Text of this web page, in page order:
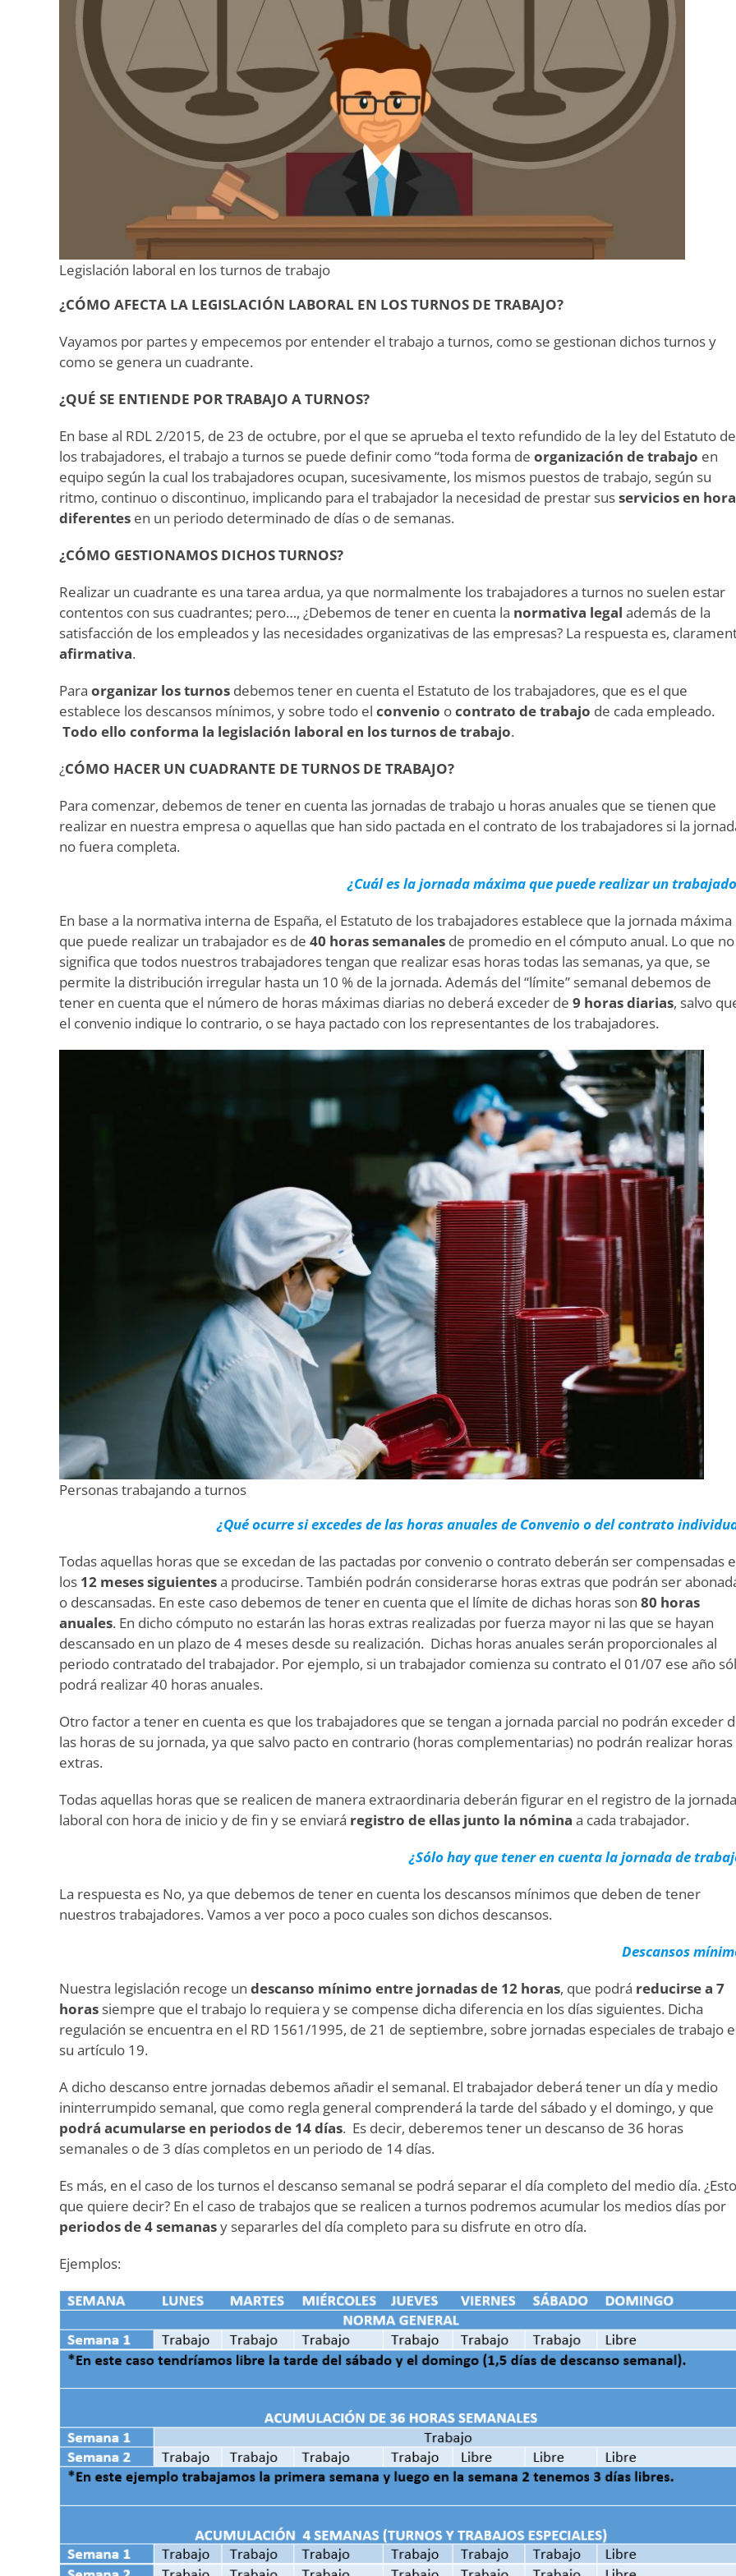
Legislación laboral en los turnos de trabajo
¿CÓMO AFECTA LA LEGISLACIÓN LABORAL EN LOS TURNOS DE TRABAJO?
Vayamos por partes y empecemos por entender el trabajo a turnos, como se gestionan dichos turnos y
como se genera un cuadrante.
¿QUÉ SE ENTIENDE POR TRABAJO A TURNOS?
En base al RDL 2/2015, de 23 de octubre, por el que se aprueba el texto refundido de la ley del Estatuto de
los trabajadores, el trabajo a turnos se puede definir como “toda forma de organización de trabajo en
equipo según la cual los trabajadores ocupan, sucesivamente, los mismos puestos de trabajo, según su
ritmo, continuo o discontinuo, implicando para el trabajador la necesidad de prestar susservicios en
diferentes en un periodo determinado de días o de semanas.
¿CÓMO GESTIONAMOS DICHOS TURNOS?
Realizar un cuadrante es una tarea ardua, ya que normalmente los trabajadores a turnos no suelen estar
contentos con sus cuadrantes; pero…, ¿Debemos de tener en cuenta la normativa legal además de la
satisfacción de los empleados y las necesidades organizativas de las empresas? La respuesta es,
afirmativa.
Para organizar los turnos debemos tener en cuenta el Estatuto de los trabajadores, que es el que
establece los descansos mínimos, y sobre todo el convenio ocontrato de trabajo de cada empleado.
Todo ello conforma la legislación laboral en los turnos de trabajo.
¿CÓMO HACER UN CUADRANTE DE TURNOS DE TRABAJO?
Para comenzar, debemos de tener en cuenta las jornadas de trabajo u horas anuales que se tienen que
realizar en nuestra empresa o aquellas que han sido pactada en el contrato de los trabajadores si la
no fuera completa.
¿Cuál es la jornada máxima que puede realizar un
En base a la normativa interna de España, el Estatuto de los trabajadores establece que la jornada máxima
que puede realizar un trabajador es de 40 horas semanales de promedio en el cómputo anual. Lo que no
significa que todos nuestros trabajadores tengan que realizar esas horas todas las semanas, ya que, se
permite la distribución irregular hasta un 10 % de la jornada. Además del “límite” semanal debemos de
tener en cuenta que el número de horas máximas diarias no deberá exceder de 9 horas diarias, salvo
el convenio indique lo contrario, o se haya pactado con los representantes de los trabajadores.
Personas trabajando a turnos
¿Qué ocurre si excedes de las horas anuales de Convenio o del contrato
Todas aquellas horas que se excedan de las pactadas por convenio o contrato deberán ser compensadas
los 12 meses siguientesa producirse. También podrán considerarse horas extras que podrán ser
o descansadas. En este caso debemos de tener en cuenta que el límite de dichas horas son 80 horas
anuales. En dicho cómputo no estarán las horas extras realizadas por fuerza mayor ni las que se hayan
descansado en un plazo de 4 meses desde su realización. Dichas horas anuales serán proporcionales al
periodo contratado del trabajador. Por ejemplo, si un trabajador comienza su contrato el 01/07 ese año
podrá realizar 40 horas anuales.
Otro factor a tener en cuenta es que los trabajadores que se tengan a jornada parcial no podrán exceder
las horas de su jornada, ya que salvo pacto en contrario (horas complementarias) no podrán realizar horas
extras.
Todas aquellas horas que se realicen de manera extraordinaria deberán figurar en el registro de la jornada
laboral con hora de inicio y de fin y se enviará registro de ellas junto la nómina a cada trabajador.
¿Sólo hay que tener en cuenta la jornada de
La respuesta es No, ya que debemos de tener en cuenta los descansos mínimos que deben de tener
nuestros trabajadores. Vamos a ver poco a poco cuales son dichos descansos.
Descansos
Nuestra legislación recoge un descanso mínimo entre jornadas de 12 horas, que podrá reducirse a 7
horas siempre que el trabajo lo requiera y se compense dicha diferencia en los días siguientes. Dicha
regulación se encuentra en el RD 1561/1995, de 21 de septiembre, sobre jornadas especiales de trabajo
su artículo 19.
A dicho descanso entre jornadas debemos añadir el semanal. El trabajador deberá tener un día y medio
ininterrumpido semanal, que como regla general comprenderá la tarde del sábado y el domingo, y que
podrá acumularse en periodos de 14 días. Es decir, deberemos tener un descanso de 36 horas
semanales o de 3 días completos en un periodo de 14 días.
Es más, en el caso de los turnos el descanso semanal se podrá separar el día completo del medio día. ¿Esto
que quiere decir? En el caso de trabajos que se realicen a turnos podremos acumular los medios días por
periodos de 4 semanasy separarles del día completo para su disfrute en otro día.
Ejemplos: